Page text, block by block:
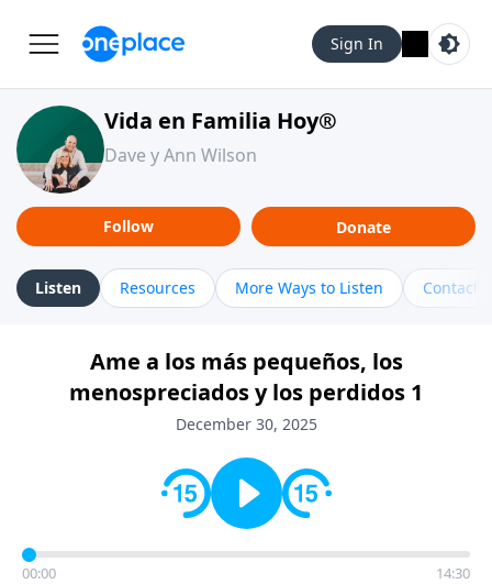
Sign In
Vida en Familia Hoy®
Dave y Ann Wilson
Follow Donate
Listen Resources More Ways to Listen Contact
Ame a los más pequeños, los
menospreciados y los perdidos 1
December 30, 2025
00:00 14:30